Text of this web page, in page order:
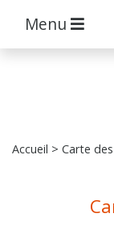
Menu
Accueil > Carte